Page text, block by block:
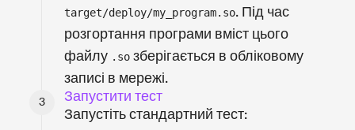
target/deploy/my_program.so. Під час
розгортання програми вміст цього
файлу .so зберігається в обліковому
записі в мережі.
Запустити тест
Запустіть стандартний тест: